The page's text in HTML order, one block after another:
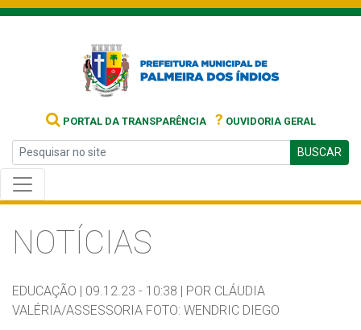
PORTAL DA TRANSPARÊNCIA ? OUVIDORIA GERAL
BUSCAR
NOTÍCIAS
EDUCAÇÃO | 09.12.23 - 10:38 | POR CLÁUDIA
VALÉRIA/ASSESSORIA FOTO: WENDRIC DIEGO